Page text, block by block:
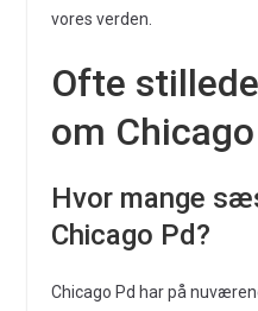
vores verden.
Ofte
om
Hvor mange
Chicago Pd?
Chicago Pd har på